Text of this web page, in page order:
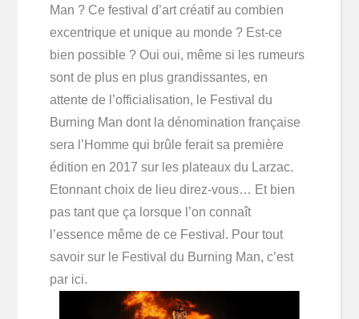
Man ? Ce festival d’art créatif au combien
excentrique et unique au monde ? Est-ce
bien possible ? Oui oui, même si les rumeurs
sont de plus en plus grandissantes, en
attente de l’officialisation, le Festival du
Burning Man dont la dénomination française
sera l’Homme qui brûle ferait sa première
édition en 2017 sur les plateaux du Larzac.
Etonnant choix de lieu direz-vous… Et bien
pas tant que ça lorsque l’on connaît
l’essence même de ce Festival. Pour tout
savoir sur le Festival du Burning Man, c’est
par ici.